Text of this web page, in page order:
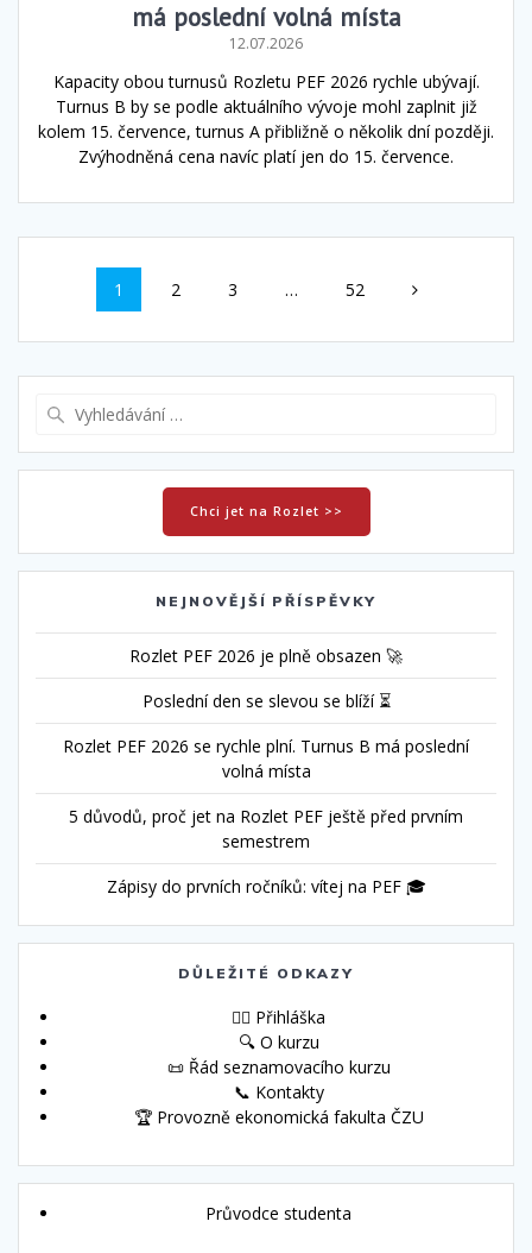
má poslední volná místa
12.07.2026
Kapacity obou turnusů Rozletu PEF 2026 rychle ubývají.
Turnus B by se podle aktuálního vývoje mohl zaplnit již
kolem 15. července, turnus A přibližně o několik dní později.
Zvýhodněná cena navíc platí jen do 15. července.
Příspěvek
navigace
Stránka
1 Stránka
2 Stránka
3 … Stránka
52
Chci jet na Rozlet >>
NEJNOVĚJŠÍ PŘÍSPĚVKY
Rozlet PEF 2026 je plně obsazen 🚀
Poslední den se slevou se blíží ⏳
Rozlet PEF 2026 se rychle plní. Turnus B má poslední
volná místa
5 důvodů, proč jet na Rozlet PEF ještě před prvním
semestrem
Zápisy do prvních ročníků: vítej na PEF 🎓
DŮLEŽITÉ ODKAZY
🙋‍♀️ Přihláška
🔍 O kurzu
📜 Řád seznamovacího kurzu
📞 Kontakty
🏆 Provozně ekonomická fakulta ČZU
Průvodce studenta